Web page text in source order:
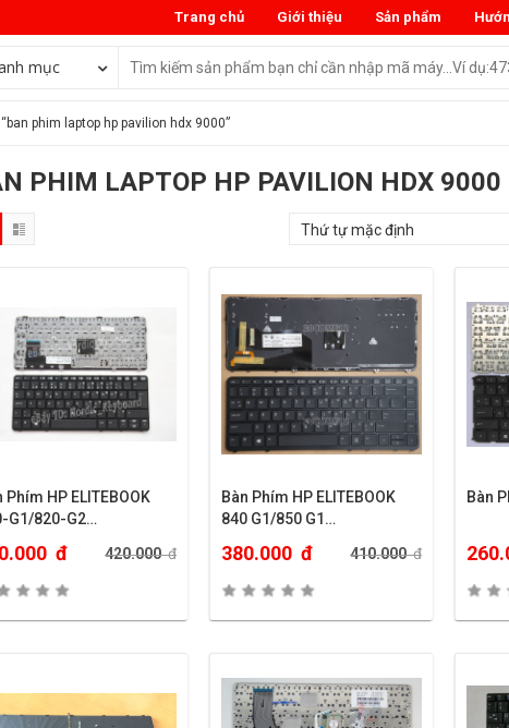
Sản phẩm
Giới thiệu
Trang chủ
mục
phim laptop hp pavilion hdx 9000”
PHIM LAPTOP HP PAVILION HDX 9000
Phím HP ELITEBOOK
G1/820-G2…
đ 420.000đ
Bàn Phím HP ELITEBOOK
840 G1/850 G1…
380.000 đ 410.000đ
Bàn